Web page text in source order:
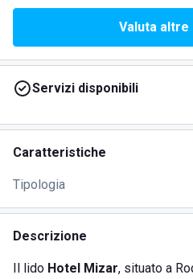
Valuta altre
Servizi disponibili
Caratteristiche
Tipologia
Descrizione
Il lido Hotel Mizar, situato a